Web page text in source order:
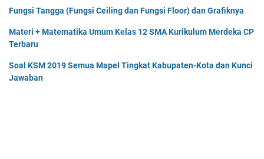
Fungsi Tangga (Fungsi Ceiling dan Fungsi Floor) dan Grafiknya
Materi + Matematika Umum Kelas 12 SMA Kurikulum Merdeka CP
Terbaru
Soal KSM 2019 Semua Mapel Tingkat Kabupaten-Kota dan Kunci
Jawaban